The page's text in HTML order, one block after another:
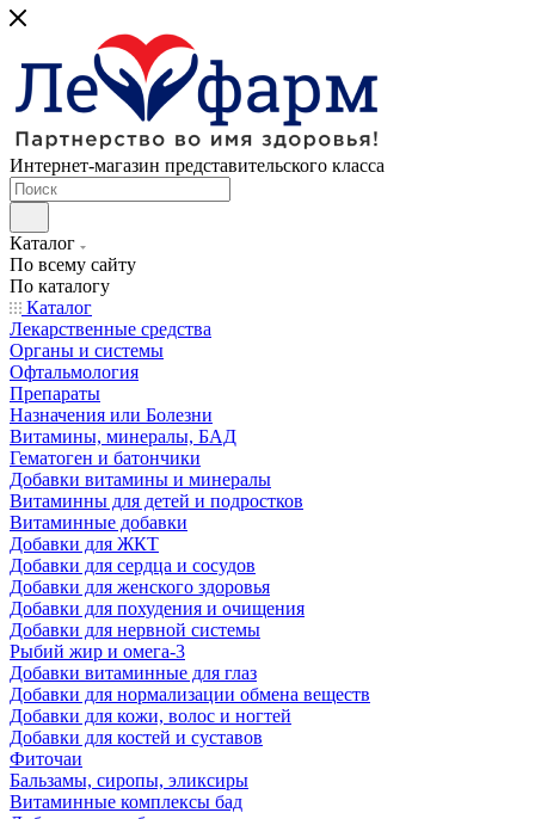
Интернет-магазин представительского класса
Каталог
По всему сайту
По каталогу
Каталог
Лекарственные средства
Органы и системы
Офтальмология
Препараты
Назначения или Болезни
Витамины, минералы, БАД
Гематоген и батончики
Добавки витамины и минералы
Витаминны для детей и подростков
Витаминные добавки
Добавки для ЖКТ
Добавки для сердца и сосудов
Добавки для женского здоровья
Добавки для похудения и очищения
Добавки для нервной системы
Рыбий жир и омега-3
Добавки витаминные для глаз
Добавки для нормализации обмена веществ
Добавки для кожи, волос и ногтей
Добавки для костей и суставов
Фиточаи
Бальзамы, сиропы, эликсиры
Витаминные комплексы бад